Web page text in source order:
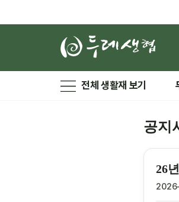
전체 생활재 보기
공지
26